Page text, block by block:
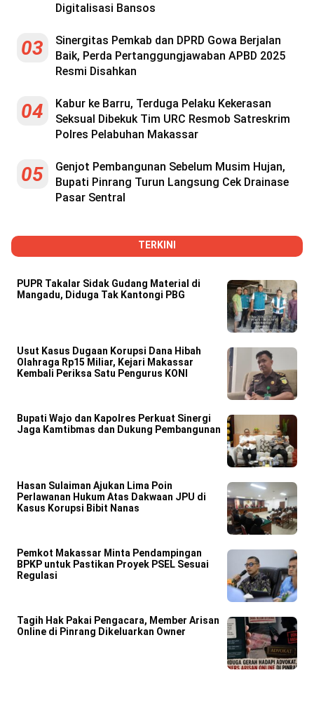
Digitalisasi Bansos
03
Sinergitas Pemkab dan DPRD Gowa Berjalan
Baik, Perda Pertanggungjawaban APBD 2025
Resmi Disahkan
04
Kabur ke Barru, Terduga Pelaku Kekerasan
Seksual Dibekuk Tim URC Resmob Satreskrim
Polres Pelabuhan Makassar
05
Genjot Pembangunan Sebelum Musim Hujan,
Bupati Pinrang Turun Langsung Cek Drainase
Pasar Sentral
TERKINI
PUPR Takalar Sidak Gudang Material di
Mangadu, Diduga Tak Kantongi PBG
Usut Kasus Dugaan Korupsi Dana Hibah
Olahraga Rp15 Miliar, Kejari Makassar
Kembali Periksa Satu Pengurus KONI
Bupati Wajo dan Kapolres Perkuat Sinergi
Jaga Kamtibmas dan Dukung Pembangunan
Hasan Sulaiman Ajukan Lima Poin
Perlawanan Hukum Atas Dakwaan JPU di
Kasus Korupsi Bibit Nanas
Pemkot Makassar Minta Pendampingan
BPKP untuk Pastikan Proyek PSEL Sesuai
Regulasi
Tagih Hak Pakai Pengacara, Member Arisan
Online di Pinrang Dikeluarkan Owner